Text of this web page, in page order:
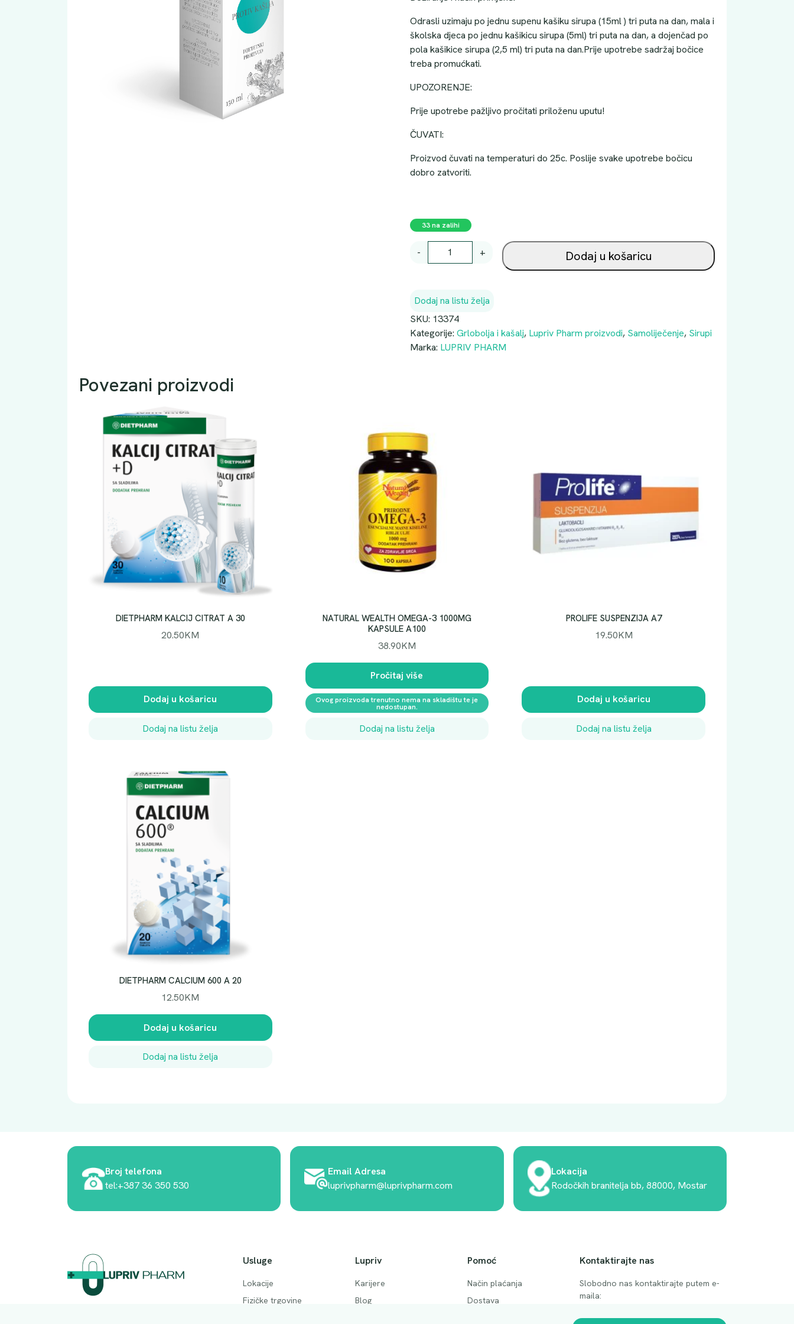
Odrasli uzimaju po jednu supenu kašiku sirupa (15ml ) tri puta na dan, mala i
školska djeca po jednu kašikicu sirupa (5ml) tri puta na dan, a dojenčad po
pola kašikice sirupa (2,5 ml) tri puta na dan.Prije upotrebe sadržaj bočice
treba promućkati.
UPOZORENJE:
Prije upotrebe pažljivo pročitati priloženu uputu!
ČUVATI:
Proizvod čuvati na temperaturi do 25c. Poslije svake upotrebe bočicu
dobro zatvoriti.
33 na zalihi
-
P
O
D
I
S
K
O
G
L
I
Š
A
J
A
1
M
L
k
l
i
č
i
n
+ Dodaj u košaricu
Dodaj na listu želja
SKU: 13374
Kategorije: Grlobolja i kašalj, Lupriv Pharm proizvodi, Samoliječenje, Sirupi
Marka: LUPRIV PHARM
Povezani proizvodi
DIETPHARM KALCIJ CITRAT A 30
20.50KM
Dodaj u košaricu
Dodaj na listu želja
NATURAL WEALTH OMEGA-3 1000MG
KAPSULE A100
38.90KM
Pročitaj više
Ovog proizvoda trenutno nema na skladištu te je
nedostupan.
Dodaj na listu želja
PROLIFE SUSPENZIJA A7
19.50KM
Dodaj u košaricu
Dodaj na listu želja
DIETPHARM CALCIUM 600 A 20
12.50KM
Dodaj u košaricu
Dodaj na listu želja
Broj telefona
tel:+387 36 350 530
Email Adresa
luprivpharm@luprivpharm.com
Lokacija
Rodočkih branitelja bb, 88000, Mostar
Usluge
Lokacije
Fizičke trgovine
Lupriv
Karijere
Blog
Pomoć
Način plaćanja
Dostava
Kontaktirajte nas
Slobodno nas kontaktirajte putem e-
maila:
luprivpharm@luprivpharm.com